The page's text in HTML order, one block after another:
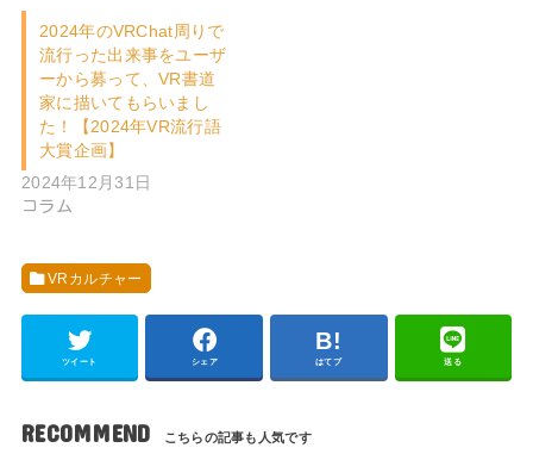
2024年のVRChat周りで
流行った出来事をユーザ
ーから募って、VR書道
家に描いてもらいまし
た！【2024年VR流行語
大賞企画】
2024年12月31日
コラム
VRカルチャー
ツイート シェア はてブ 送る
RECOMMEND